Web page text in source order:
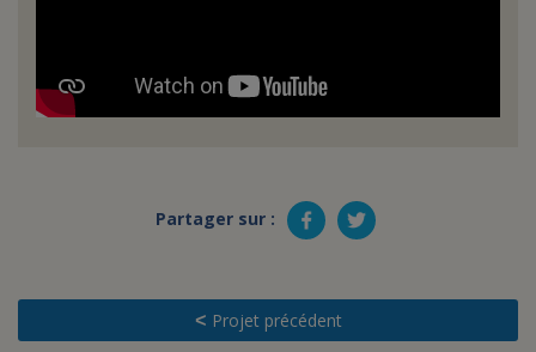
Partager sur :
< Projet précédent